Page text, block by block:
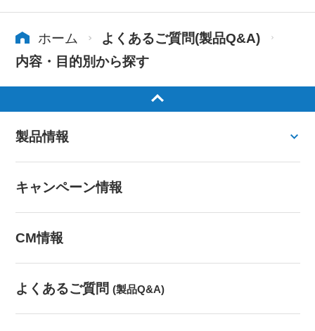
ホーム
よくあるご質問(製品Q&A)
内容・目的別から探す
製品情報
キャンペーン情報
CM情報
よくあるご質問 (製品Q&A)